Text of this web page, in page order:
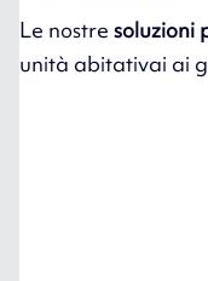
Le nostre soluzioni
unità abitativai ai